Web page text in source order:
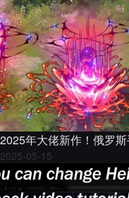
2025年大佬新作！俄罗
2025-05-15